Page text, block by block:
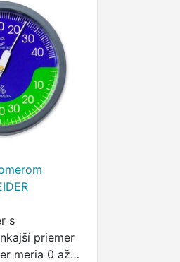
s
priemer
meria 0 až